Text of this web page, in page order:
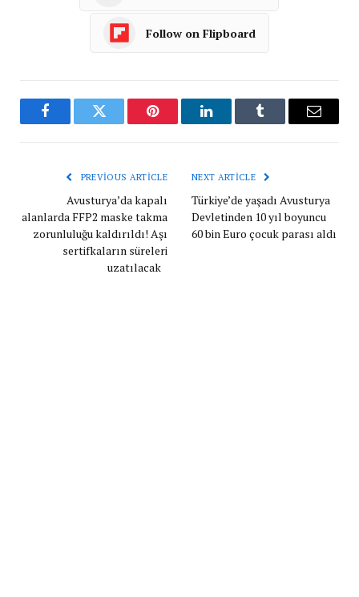
Follow on Flipboard
FacebookTwitter Pinterest LinkedInTumblr Email
PREVIOUS ARTICLE
Avusturya’da kapalı
alanlarda FFP2 maske takma
zorunluluğu kaldırıldı! Aşı
sertifkaların süreleri
uzatılacak
NEXT ARTICLE
Türkiye’de yaşadı Avusturya
Devletinden 10 yıl boyuncu
60 bin Euro çocuk parası aldı